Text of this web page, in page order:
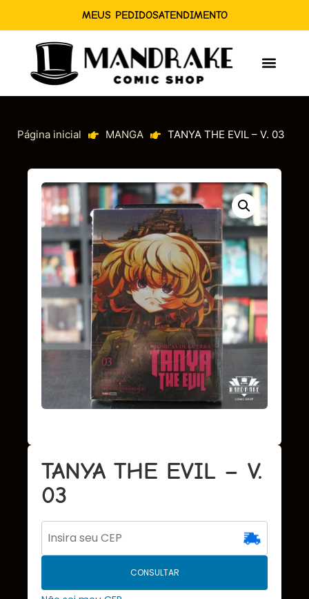
MEUS PEDIDOSATENDIMENTO
Página inicial MANGA TANYA THE EVIL – V. 03
TANYA THE EVIL – V.
03
CONSULTAR